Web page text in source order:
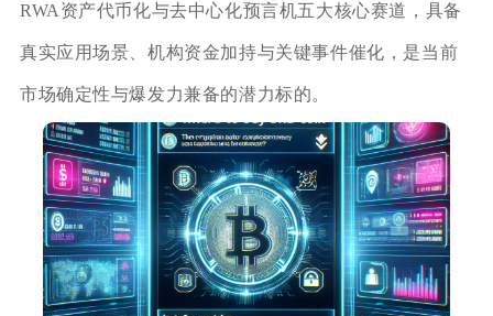
RWA资产代币化与去中心化预言机五大核心赛道，具备
真实应用场景、机构资金加持与关键事件催化，是当前
市场确定性与爆发力兼备的潜力标的。